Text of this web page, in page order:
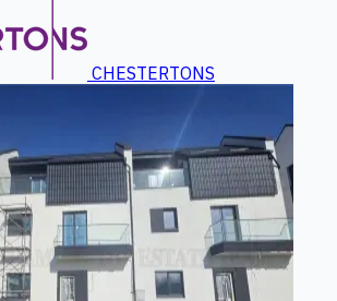
CHESTERTONS